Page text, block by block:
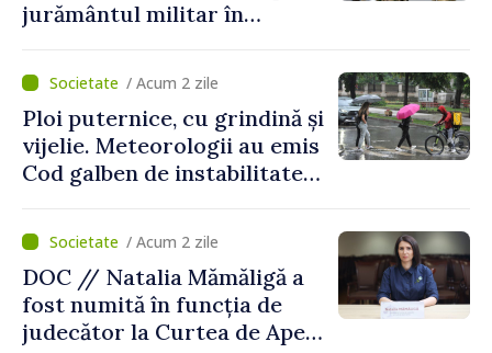
jurământul militar în
/ Acum 2 zile
Ploi puternice, cu grindină și
vijelie. Meteorologii au emis
Cod galben de instabilitate
/ Acum 2 zile
DOC // Natalia Mămăligă a
fost numită în funcția de
judecător la Curtea de Apel